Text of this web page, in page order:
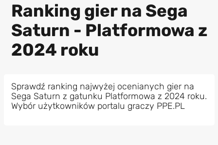
Ranking gier na Sega
Saturn - Platformowa z
2024 roku
Sprawdź ranking najwyżej ocenianych gier na
Sega Saturn z gatunku Platformowa z 2024 roku.
Wybór użytkowników portalu graczy PPE.PL